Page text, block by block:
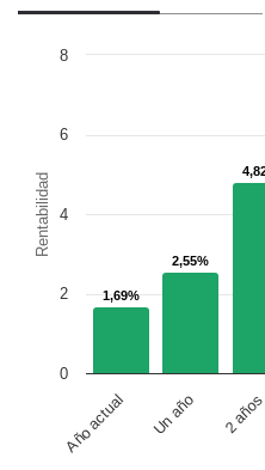
Rentabilidad
1,69%
1,69%
2,55%
2,55%
Año actual Un año 2 años
0
2
4
6
8